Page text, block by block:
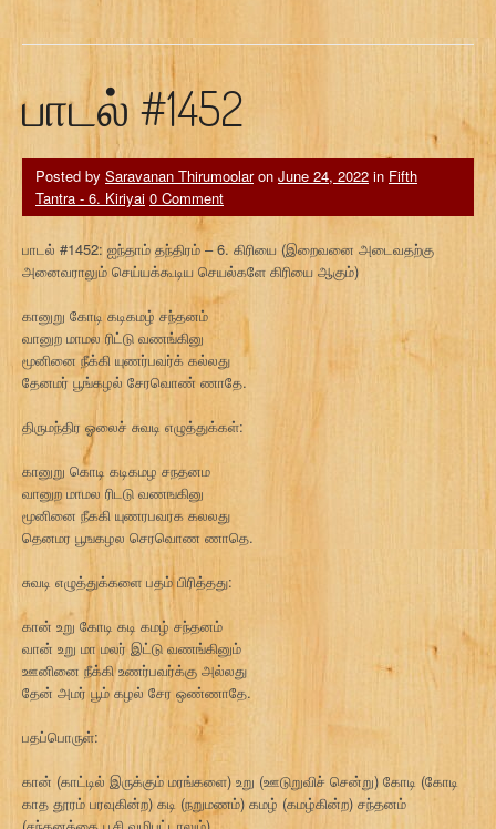
பாடல் #1452
Posted by Saravanan Thirumoolaron June 24, 2022 in Fifth
Tantra - 6. Kiriyai 0 Comment
பாடல் #1452: ஐந்தாம் தந்திரம் – 6. கிரியை (இறைவனை அடைவதற்கு
அனைவராலும் செய்யக்கூடிய செயல்களே கிரியை ஆகும்)
கானுறு கோடி கடிகமழ் சந்தனம்
வானுற மாமல ரிட்டு வணங்கினு
மூனினை நீக்கி யுணர்பவர்க் கல்லது
தேனமர் பூங்கழல் சேரவொண் ணாதே.
திருமந்திர ஓலைச் சுவடி எழுத்துக்கள்:
கானுறு கொடி கடிகமழ சநதனம
வானுற மாமல ரிடடு வணஙகினு
மூனினை நீககி யுணரபவரக கலலது
தெனமர பூஙகழல செரவொண ணாதெ.
சுவடி எழுத்துக்களை பதம் பிரித்தது:
கான் உறு கோடி கடி கமழ் சந்தனம்
வான் உறு மா மலர் இட்டு வணங்கினும்
ஊனினை நீக்கி உணர்பவர்க்கு அல்லது
தேன் அமர் பூம் கழல் சேர ஒண்ணாதே.
பதப்பொருள்:
கான் (காட்டில் இருக்கும் மரங்களை) உறு (ஊடுறுவிச் சென்று) கோடி (கோடி
காத தூரம் பரவுகின்ற) கடி (நறுமணம்) கமழ் (கமழ்கின்ற) சந்தனம்